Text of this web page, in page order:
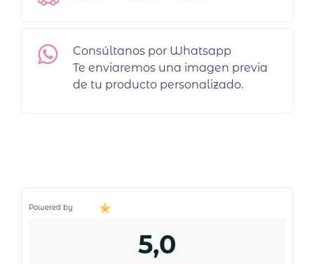
en
la
página
Consúltanos por Whatsapp
Te enviaremos una imagen previa
de tu producto personalizado.
Powered by
5,0